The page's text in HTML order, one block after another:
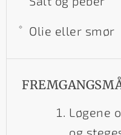
Olie eller smør
Løgene